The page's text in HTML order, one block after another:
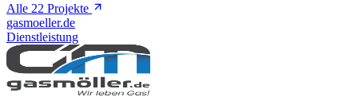
Alle 22 Projekte
gasmoeller.de
Dienstleistung